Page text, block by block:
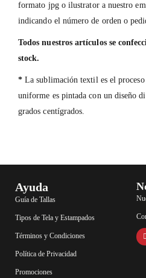
formato jpg o ilustrator a nuestro
indicando el número de orden o
Todos nuestros artículos se
stock.
* La sublimación textil es el
uniforme es pintada con un diseño
grados centígrados.
Ayuda
Guía de Tallas
Tipos de Tela y Estampados
Términos y Condiciones
Política de Privacidad
Promociones